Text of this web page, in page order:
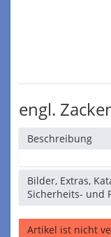
engl.
Beschreibung
Bilder, Extras,
Sicherheits- und
Artikel ist nicht